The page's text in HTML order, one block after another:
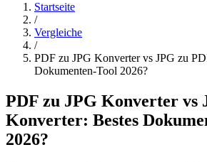
Startseite
/
Vergleiche
/
PDF zu JPG Konverter vs JPG zu
Dokumenten-Tool 2026?
PDF zu JPG Konverter vs
Konverter: Bestes
2026?